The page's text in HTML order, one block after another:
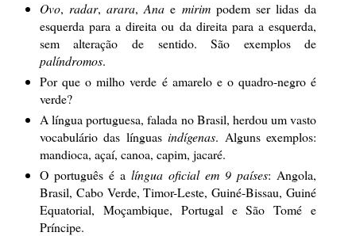
Ovo, radar, arara,Ana e mirimpodem ser lidas da
esquerda para a direita ou da direita para a esquerda,
sem alteração de sentido. São exemplos de
palíndromos.
Por que o milho verde é amarelo e o quadro-negro é
verde?
A língua portuguesa, falada no Brasil, herdou um vasto
vocabulário das línguasindígenas. Alguns exemplos:
mandioca, açaí, canoa, capim, jacaré.
O português é a língua oficial em 9 países: Angola,
Brasil, Cabo Verde, Timor-Leste, Guiné-Bissau, Guiné
Equatorial, Moçambique, Portugal e São Tomé e
Príncipe.